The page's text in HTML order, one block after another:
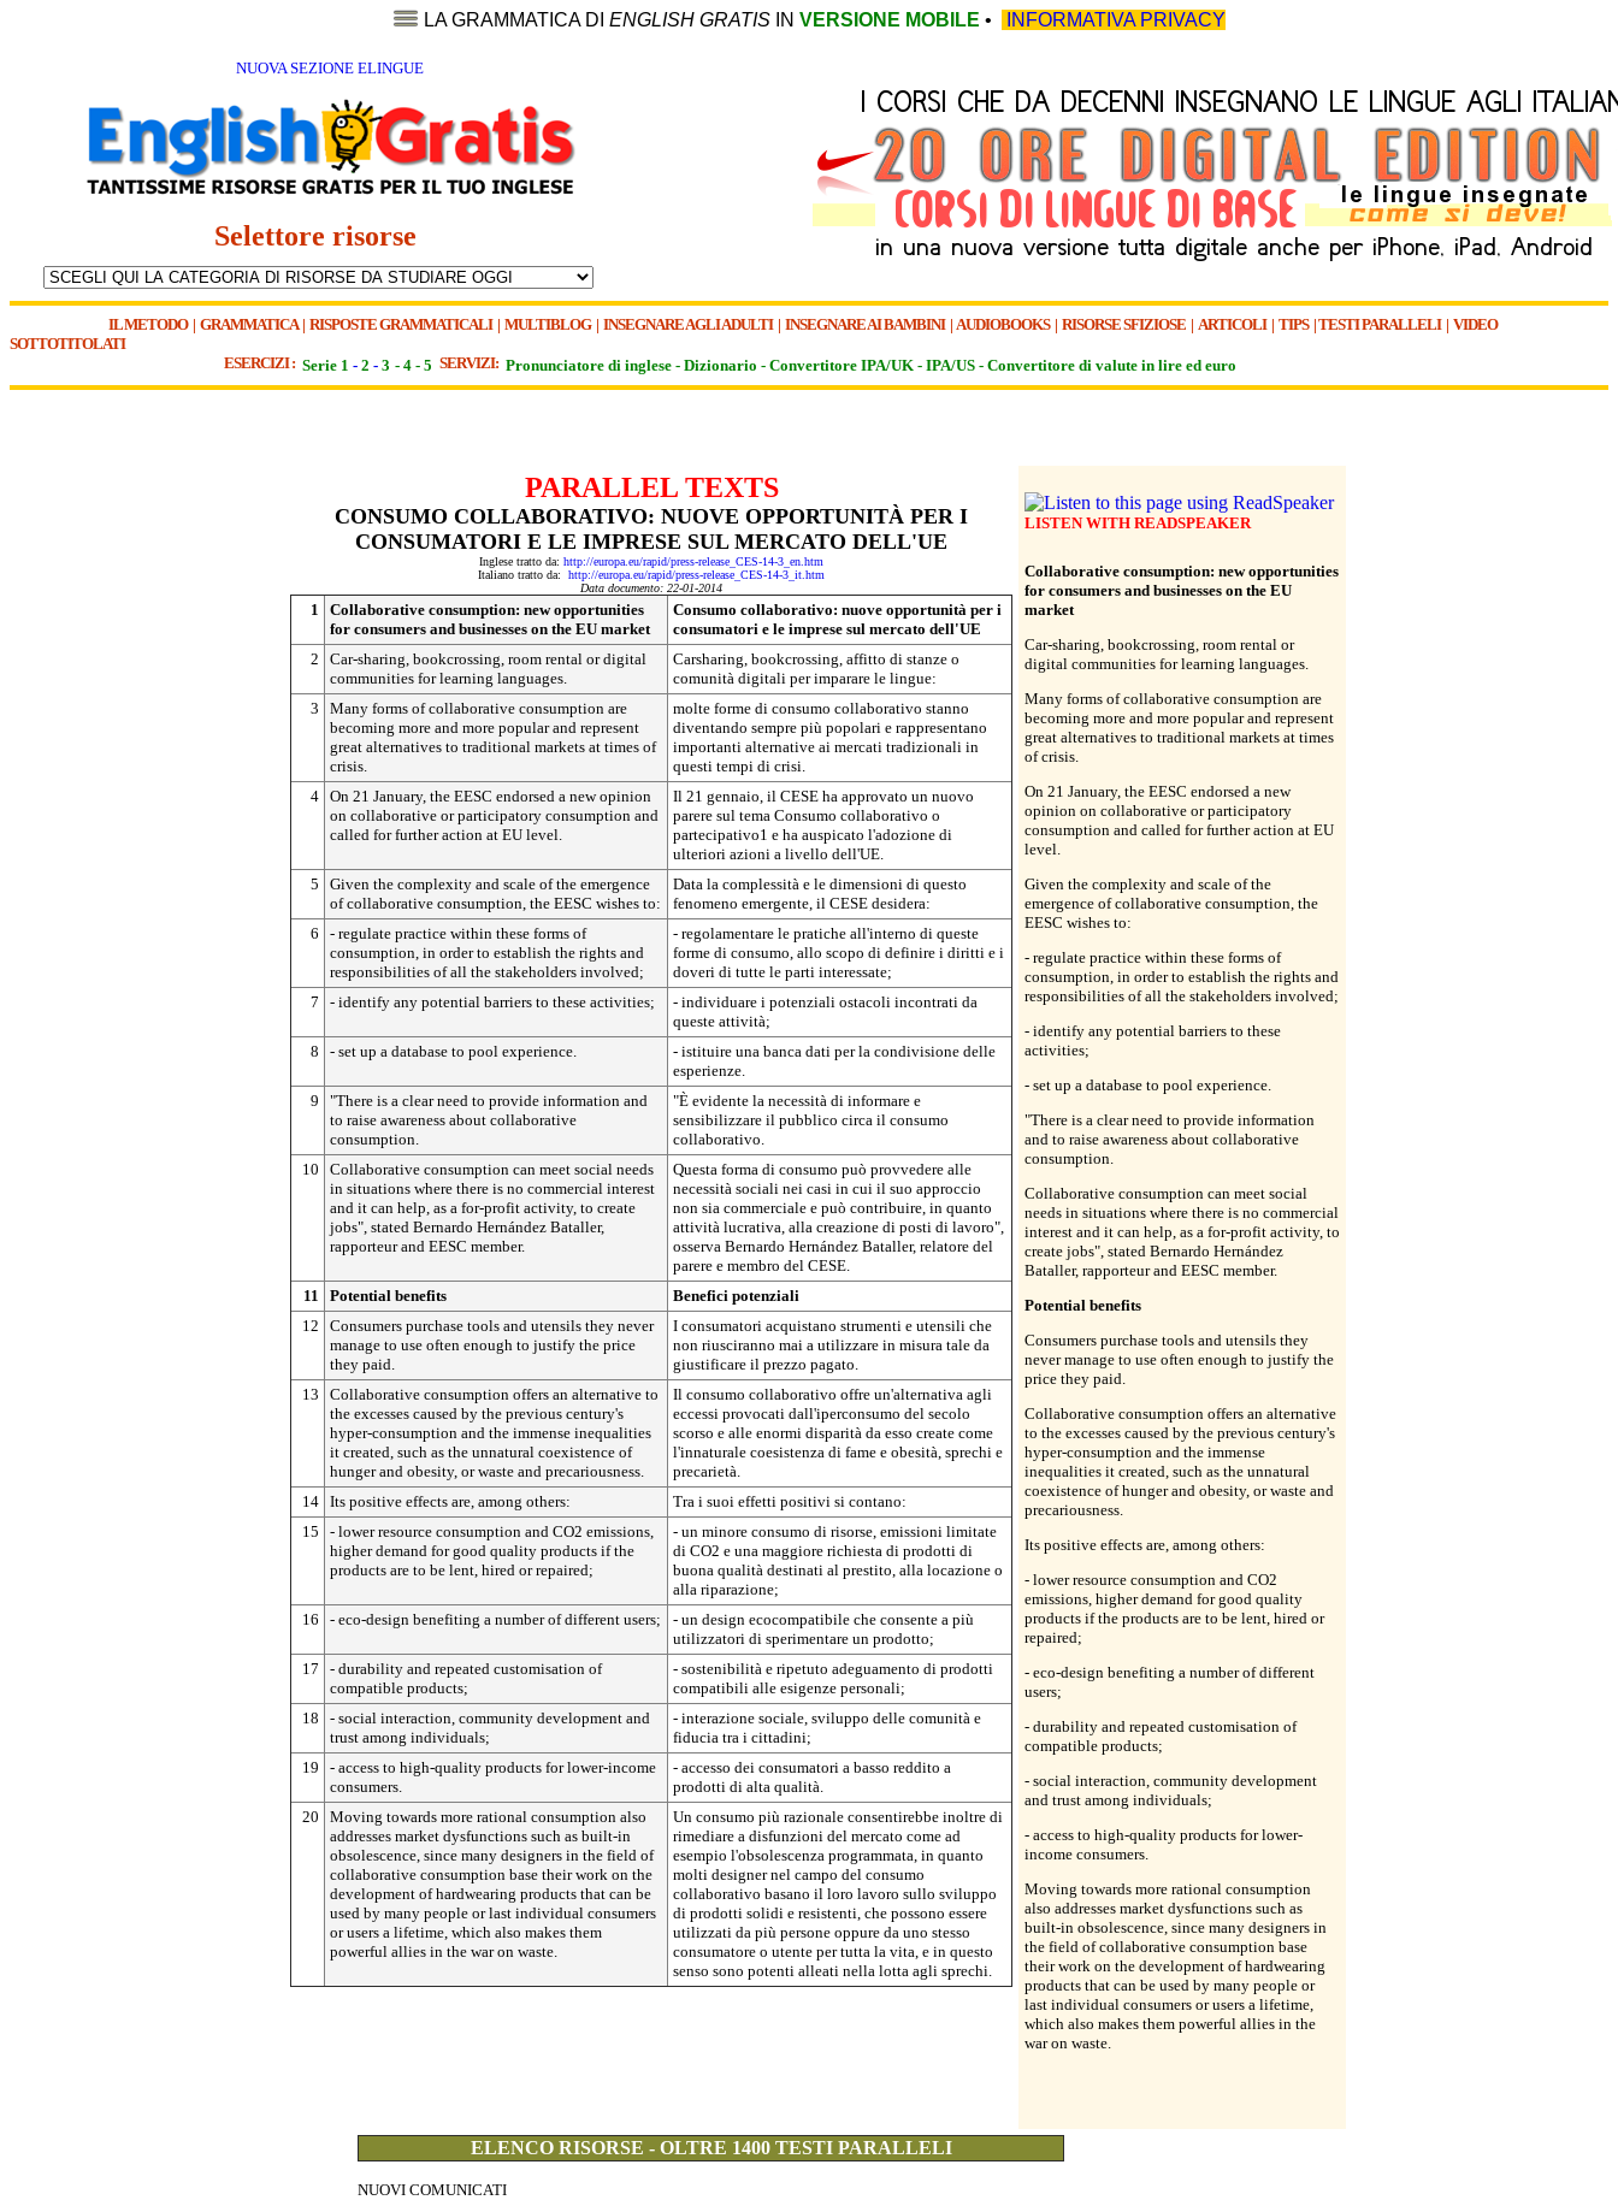
LA GRAMMATICA DI ENGLISH GRATIS IN VERSIONE MOBILE • INFORMATIVA PRIVACY
NUOVA SEZIONE ELINGUE
Selettore risorse
IL METODO| GRAMMATICA| RISPOSTE GRAMMATICALI| MULTIBLOG| INSEGNARE AGLI ADULTI | INSEGNARE AI BAMBINI| AUDIOBOOKS| RISORSE SFIZIOSE | ARTICOLI| TIPS|TESTI PARALLELI| VIDEO
SOTTOTITOLATI
ESERCIZI : Serie 1 - 2 - 3 - 4 - 5 SERVIZI: Pronunciatore di inglese - Dizionario - Convertitore IPA/UK - IPA/US - Convertitore di valute in lire ed euro
PARALLEL TEXTS
CONSUMO COLLABORATIVO: NUOVE OPPORTUNITÀ PER I
CONSUMATORI E LE IMPRESE SUL MERCATO DELL'UE
Inglese tratto da: http://europa.eu/rapid/press-release_CES-14-3_en.htm
Italiano tratto da: http://europa.eu/rapid/press-release_CES-14-3_it.htm
Data documento: 22-01-2014
1
Collaborative consumption: new opportunities
for consumers and businesses on the EU market
Consumo collaborativo: nuove opportunità per i
consumatori e le imprese sul mercato dell'UE
2
Car-sharing, bookcrossing, room rental or digital
communities for learning languages.
Carsharing, bookcrossing, affitto di stanze o
comunità digitali per imparare le lingue:
3
Many forms of collaborative consumption are
becoming more and more popular and represent
great alternatives to traditional markets at times of
crisis.
molte forme di consumo collaborativo stanno
diventando sempre più popolari e rappresentano
importanti alternative ai mercati tradizionali in
questi tempi di crisi.
4 On 21 January, the EESC endorsed a new opinion
on collaborative or participatory consumption and
called for further action at EU level.
Il 21 gennaio, il CESE ha approvato un nuovo
parere sul tema Consumo collaborativo o
partecipativo1 e ha auspicato l'adozione di
ulteriori azioni a livello dell'UE.
5
Given the complexity and scale of the emergence
of collaborative consumption, the EESC wishes to:
Data la complessità e le dimensioni di questo
fenomeno emergente, il CESE desidera:
6
- regulate practice within these forms of
consumption, in order to establish the rights and
responsibilities of all the stakeholders involved;
- regolamentare le pratiche all'interno di queste
forme di consumo, allo scopo di definire i diritti e i
doveri di tutte le parti interessate;
7
- identify any potential barriers to these activities;
- individuare i potenziali ostacoli incontrati da
queste attività;
8
- set up a database to pool experience.
- istituire una banca dati per la condivisione delle
esperienze.
9
"There is a clear need to provide information and
to raise awareness about collaborative
consumption.
"È evidente la necessità di informare e
sensibilizzare il pubblico circa il consumo
collaborativo.
10
Collaborative consumption can meet social needs
in situations where there is no commercial interest
and it can help, as a for-profit activity, to create
jobs", stated Bernardo Hernández Bataller,
rapporteur and EESC member.
Questa forma di consumo può provvedere alle
necessità sociali nei casi in cui il suo approccio
non sia commerciale e può contribuire, in quanto
attività lucrativa, alla creazione di posti di lavoro",
osserva Bernardo Hernández Bataller, relatore del
parere e membro del CESE.
11
Potential benefits
Benefici potenziali
12
Consumers purchase tools and utensils they never
manage to use often enough to justify the price
they paid.
I consumatori acquistano strumenti e utensili che
non riusciranno mai a utilizzare in misura tale da
giustificare il prezzo pagato.
13
Collaborative consumption offers an alternative to
the excesses caused by the previous century's
hyper-consumption and the immense inequalities
it created, such as the unnatural coexistence of
hunger and obesity, or waste and precariousness.
Il consumo collaborativo offre un'alternativa agli
eccessi provocati dall'iperconsumo del secolo
scorso e alle enormi disparità da esso create come
l'innaturale coesistenza di fame e obesità, sprechi e
precarietà.
14 Its positive effects are, among others:
Tra i suoi effetti positivi si contano:
15
- lower resource consumption and CO2 emissions,
higher demand for good quality products if the
products are to be lent, hired or repaired;
- un minore consumo di risorse, emissioni limitate
di CO2 e una maggiore richiesta di prodotti di
buona qualità destinati al prestito, alla locazione o
alla riparazione;
16
- eco-design benefiting a number of different users;
- un design ecocompatibile che consente a più
utilizzatori di sperimentare un prodotto;
17
- durability and repeated customisation of
compatible products;
- sostenibilità e ripetuto adeguamento di prodotti
compatibili alle esigenze personali;
18
- social interaction, community development and
trust among individuals;
- interazione sociale, sviluppo delle comunità e
fiducia tra i cittadini;
19
- access to high-quality products for lower-income
consumers.
- accesso dei consumatori a basso reddito a
prodotti di alta qualità.
20
Moving towards more rational consumption also
addresses market dysfunctions such as built-in
obsolescence, since many designers in the field of
collaborative consumption base their work on the
development of hardwearing products that can be
used by many people or last individual consumers
or users a lifetime, which also makes them
powerful allies in the war on waste.
Un consumo più razionale consentirebbe inoltre di
rimediare a disfunzioni del mercato come ad
esempio l'obsolescenza programmata, in quanto
molti designer nel campo del consumo
collaborativo basano il loro lavoro sullo sviluppo
di prodotti solidi e resistenti, che possono essere
utilizzati da più persone oppure da uno stesso
consumatore o utente per tutta la vita, e in questo
senso sono potenti alleati nella lotta agli sprechi.
LISTEN WITH READSPEAKER
Collaborative consumption: new opportunities
for consumers and businesses on the EU
market
Car-sharing, bookcrossing, room rental or
digital communities for learning languages.
Many forms of collaborative consumption are
becoming more and more popular and represent
great alternatives to traditional markets at times
of crisis.
On 21 January, the EESC endorsed a new
opinion on collaborative or participatory
consumption and called for further action at EU
level.
Given the complexity and scale of the
emergence of collaborative consumption, the
EESC wishes to:
- regulate practice within these forms of
consumption, in order to establish the rights and
responsibilities of all the stakeholders involved;
- identify any potential barriers to these
activities;
- set up a database to pool experience.
"There is a clear need to provide information
and to raise awareness about collaborative
consumption.
Collaborative consumption can meet social
needs in situations where there is no commercial
interest and it can help, as a for-profit activity, to
create jobs", stated Bernardo Hernández
Bataller, rapporteur and EESC member.
Potential benefits
Consumers purchase tools and utensils they
never manage to use often enough to justify the
price they paid.
Collaborative consumption offers an alternative
to the excesses caused by the previous century's
hyper-consumption and the immense
inequalities it created, such as the unnatural
coexistence of hunger and obesity, or waste and
precariousness.
Its positive effects are, among others:
- lower resource consumption and CO2
emissions, higher demand for good quality
products if the products are to be lent, hired or
repaired;
- eco-design benefiting a number of different
users;
- durability and repeated customisation of
compatible products;
- social interaction, community development
and trust among individuals;
- access to high-quality products for lower-
income consumers.
Moving towards more rational consumption
also addresses market dysfunctions such as
built-in obsolescence, since many designers in
the field of collaborative consumption base
their work on the development of hardwearing
products that can be used by many people or
last individual consumers or users a lifetime,
which also makes them powerful allies in the
war on waste.
ELENCO RISORSE - OLTRE 1400 TESTI PARALLELI
NUOVI COMUNICATI